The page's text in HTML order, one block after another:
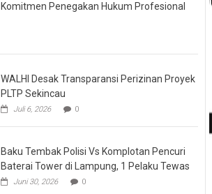
Komitmen Penegakan Hukum Profesional
WALHI Desak Transparansi Perizinan Proyek
PLTP Sekincau
Juli 6, 2026 0
Baku Tembak Polisi Vs Komplotan Pencuri
Baterai Tower di Lampung, 1 Pelaku Tewas
Juni 30, 2026 0